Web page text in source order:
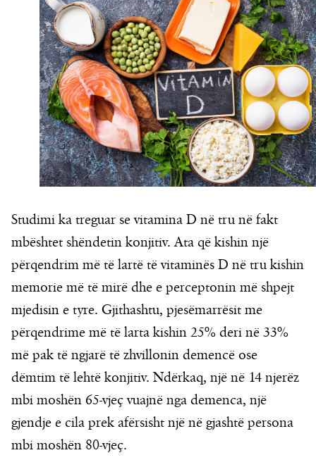
Studimi ka treguar se vitamina D në tru në fakt
mbështet shëndetin konjitiv. Ata që kishin një
përqendrim më të lartë të vitaminës D në tru kishin
memorie më të mirë dhe e perceptonin më shpejt
mjedisin e tyre. Gjithashtu, pjesëmarrësit me
përqendrime më të larta kishin 25% deri në 33%
më pak të ngjarë të zhvillonin demencë ose
dëmtim të lehtë konjitiv. Ndërkaq, një në 14 njerëz
mbi moshën 65-vjeç vuajnë nga demenca, një
gjendje e cila prek afërsisht një në gjashtë persona
mbi moshën 80-vjeç.